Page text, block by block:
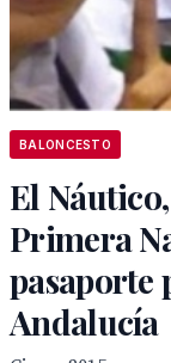
BALONCESTO
El
Primera
pasaporte
Andalucía